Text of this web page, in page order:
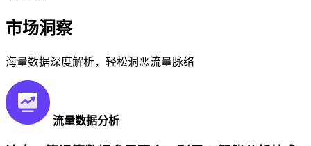
市场洞察
海量数据深度解析，轻松洞恶流量脉络
流量数据分析